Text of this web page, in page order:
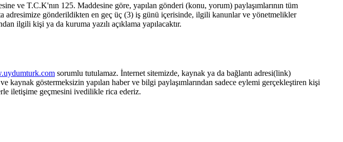
ve T.C.K'nın 125. Maddesine göre, yapılan gönderi (konu, yorum) paylaşımlarının tüm
gönderildikten en geç üç (3) iş günü içerisinde, ilgili kanunlar ve yönetmelikler
ilgili kişi ya da kuruma yazılı açıklama yapılacaktır.
sorumlu tutulamaz. İnternet sitemizde, kaynak ya da bağlantı adresi(link)
kaynak göstermeksizin yapılan haber ve bilgi paylaşımlarından sadece eylemi gerçekleştiren kişi
iletişime geçmesini ivedilikle rica ederiz.